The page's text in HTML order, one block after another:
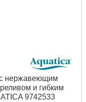
нержавеющим
и гибким
9742533